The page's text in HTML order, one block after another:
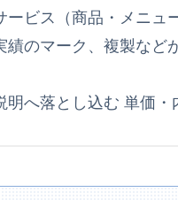
ービス（商品・メニュ
績のマーク、複製など
明へ落とし込む 単価・